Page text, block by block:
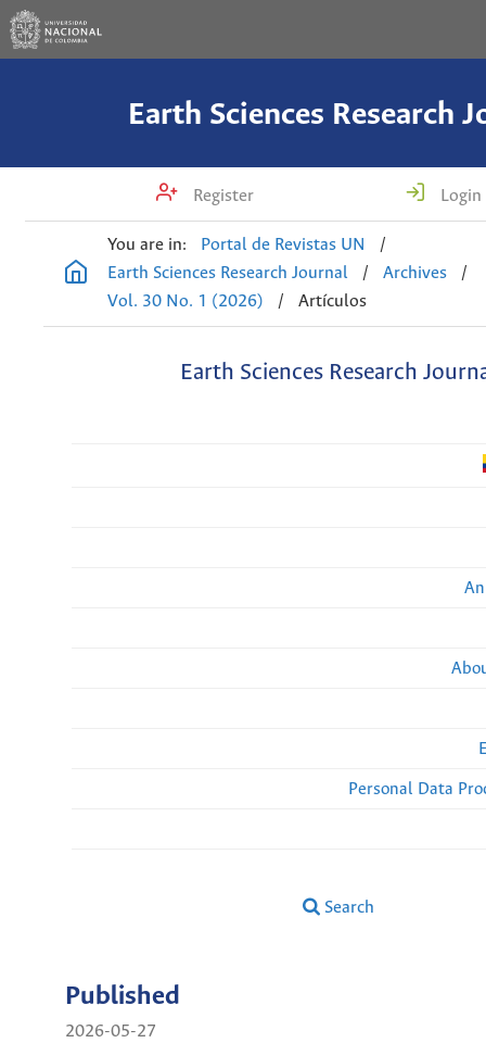
Earth Sciences Research
Register Login
You are in: Portal de Revistas UN
/
Earth Sciences Research Journal
/ Archives
/
Vol. 30 No. 1 (2026)
/ Artículos
Earth Sciences Research
Personal Data
Search
Published
2026-05-27